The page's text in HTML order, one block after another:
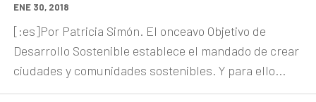
ENE 30, 2018
[:es]Por Patricia Simón. El onceavo Objetivo de
Desarrollo Sostenible establece el mandado de crear
ciudades y comunidades sostenibles. Y para ello...